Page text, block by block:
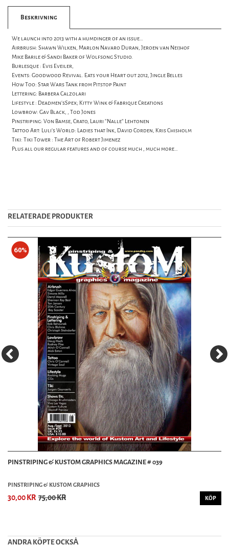
Beskrivning
We launch into 2013 with a humdinger of an issue…
Airbrush: Shawn Wilken, Marlon Navaro Duran, Jeroen van Neijhof
Mike Barile & Sandi Baker of Wolfsong Studio.
Burlesque : Evis Eveiler,
Events: Goodwood Revival. Eats your Heart out 2012, Jingle Belles
How Too: Star Wars Tank from Pitstop Paint
Lettering: Barbera Calzolari
Lifestyle : Deadmen’sSpex; Kitty Wink & Fabrique Creations
Lowbrow: Gav Black, , Tod Jones
Pinstriping: Von Bamse, Crato, Lauri ”Nalle” Lehtonen
Tattoo Art: Luli’s World: Ladies that Ink, David Corden, Kris Chisholm
Tiki: Tiki Tower : The Art of Robert Jimenez
Plus all our regular features and of course much , much more…
RELATERADE PRODUKTER
60%
PINSTRIPING & KUSTOM GRAPHICS MAGAZINE # 039
PINSTRIPING & KUSTOM GRAPHICS
30,00 KR 75,00 KR KÖP
ANDRA KÖPTE OCKSȦ